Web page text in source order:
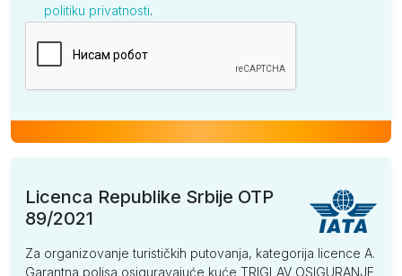
politiku privatnosti.
Licenca Republike Srbije OTP
89/2021
Za organizovanje turističkih putovanja, kategorija licence A.
Garantna polisa osiguravajuće kuće TRIGLAV OSIGURANJE